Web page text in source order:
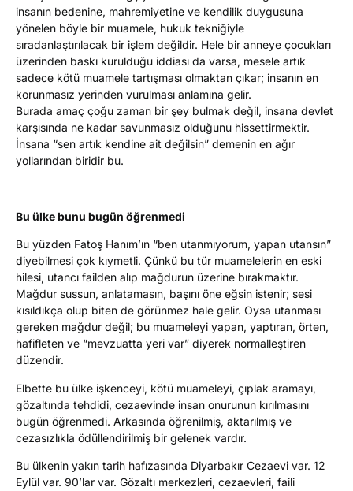
insanın bedenine, mahremiyetine ve kendilik duygusuna
yönelen böyle bir muamele, hukuk tekniğiyle
sıradanlaştırılacak bir işlem değildir. Hele bir anneye çocukları
üzerinden baskı kurulduğu iddiası da varsa, mesele artık
sadece kötü muamele tartışması olmaktan çıkar; insanın en
korunmasız yerinden vurulması anlamına gelir.
Burada amaç çoğu zaman bir şey bulmak değil, insana devlet
karşısında ne kadar savunmasız olduğunu hissettirmektir.
İnsana “sen artık kendine ait değilsin” demenin en ağır
yollarından biridir bu.
Bu ülke bunu bugün öğrenmedi
Bu yüzden Fatoş Hanım’ın “ben utanmıyorum, yapan utansın”
diyebilmesi çok kıymetli. Çünkü bu tür muamelelerin en eski
hilesi, utancı failden alıp mağdurun üzerine bırakmaktır.
Mağdur sussun, anlatamasın, başını öne eğsin istenir; sesi
kısıldıkça olup biten de görünmez hale gelir. Oysa utanması
gereken mağdur değil; bu muameleyi yapan, yaptıran, örten,
hafifleten ve “mevzuatta yeri var” diyerek normalleştiren
düzendir.
Elbette bu ülke işkenceyi, kötü muameleyi, çıplak aramayı,
gözaltında tehdidi, cezaevinde insan onurunun kırılmasını
bugün öğrenmedi. Arkasında öğrenilmiş, aktarılmış ve
cezasızlıkla ödüllendirilmiş bir gelenek vardır.
Bu ülkenin yakın tarih hafızasında Diyarbakır Cezaevi var. 12
Eylül var. 90’lar var. Gözaltı merkezleri, cezaevleri, faili